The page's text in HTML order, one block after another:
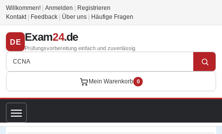
Willkommen! Anmelden
Registrieren
Kontakt
Feedback Über uns Häufige Fragen
DE Exam24.de
Prüfungsvorbereitung einfach und zuverlässig
Mein Warenkorb 0